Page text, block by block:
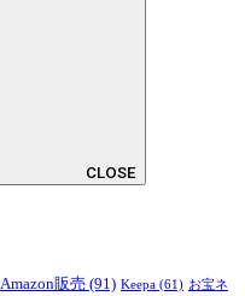
CLOSE
Amazon販売 (91) Keepa (61) お宝ネ